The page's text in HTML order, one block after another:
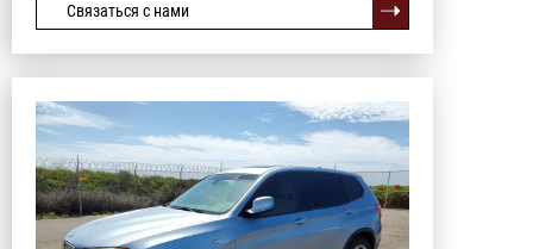
Связаться с нами